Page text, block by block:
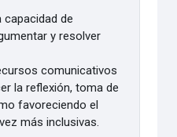
de
y resolver
comunicativos
la reflexión, toma de
favoreciendo el
más inclusivas.